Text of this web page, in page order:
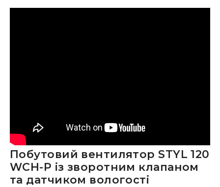
Побутовий вентилятор STYL 120
WCH-P із зворотним клапаном
та датчиком вологості